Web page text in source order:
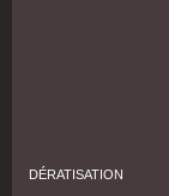
DÉRATISATION